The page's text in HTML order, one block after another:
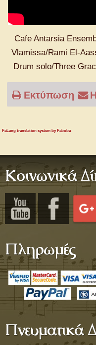
Cafe Antarsia
Vlamissa/Rami El-
Drum solo/Three
Εκτύπωση
FaLang translation system by Faboba
Κοινωνικά
Πληρωμές
Πνευματικά